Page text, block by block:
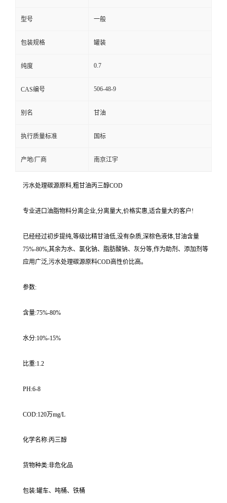
型号 一般
包装规格 罐装
纯度 0.7
CAS编号 506-48-9
别名 甘油
执行质量标准 国标
产地/厂商 南京江宇
污水处理碳源原料,粗甘油丙三醇COD
专业进口油脂物料分离企业,分离量大,价格实惠,适合量大的客户!
已经经过初步提纯,等级比精甘油低,没有杂质,深棕色液体,甘油含量
75%-80%,其余为水、氯化钠、脂肪酸钠、灰分等,作为助剂、添加剂等
应用广泛,污水处理碳源原料COD高性价比高。
参数:
含量:75%-80%
水分:10%-15%
比重:1.2
PH:6-8
COD:120万mg/L
化学名称:丙三醇
货物种类:非危化品
包装:罐车、吨桶、铁桶